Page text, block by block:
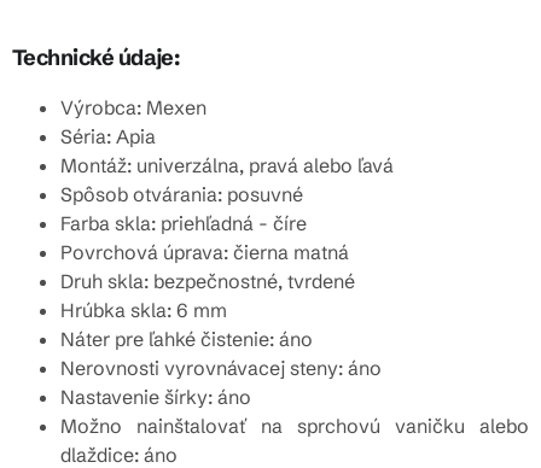
Technické údaje:
Výrobca: Mexen
Séria: Apia
Montáž: univerzálna, pravá alebo ľavá
Spôsob otvárania: posuvné
Farba skla: priehľadná - číre
Povrchová úprava: čierna matná
Druh skla: bezpečnostné, tvrdené
Hrúbka skla: 6 mm
Náter pre ľahké čistenie: áno
Nerovnosti vyrovnávacej steny: áno
Nastavenie šírky: áno
Možno nainštalovať na sprchovú vaničku alebo
dlaždice: áno